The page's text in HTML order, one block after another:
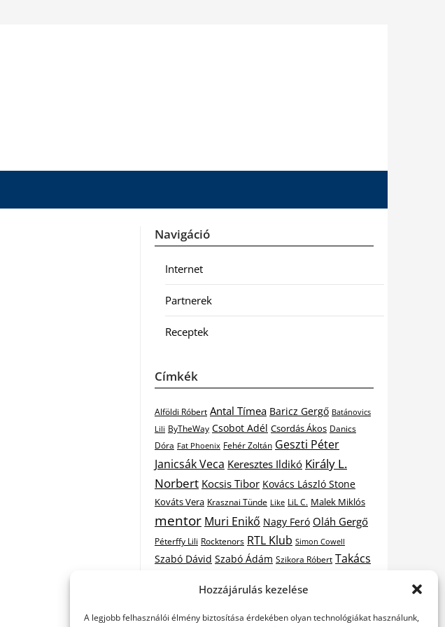
Hozzájárulás kezelése
A legjobb felhasználói élmény biztosítása érdekében olyan technológiákat használunk,
Navigáció
Internet
Partnerek
Receptek
Címkék
Alföldi Róbert Antal Tímea Baricz Gergő Batánovics
Lili ByTheWay Csobot Adél Csordás Ákos Danics
Dóra Fat Phoenix Fehér Zoltán Geszti Péter
Janicsák Veca Keresztes Ildikó Király L.
Norbert Kocsis Tibor Kovács László Stone
Kováts Vera Krasznai Tünde Like LiL C. Malek Miklós
mentor Muri Enikő Nagy Feró Oláh Gergő
Péterffy Lili Rocktenors RTL Klub Simon Cowell
Szabó Dávid Szabó Ádám Szikora Róbert Takács